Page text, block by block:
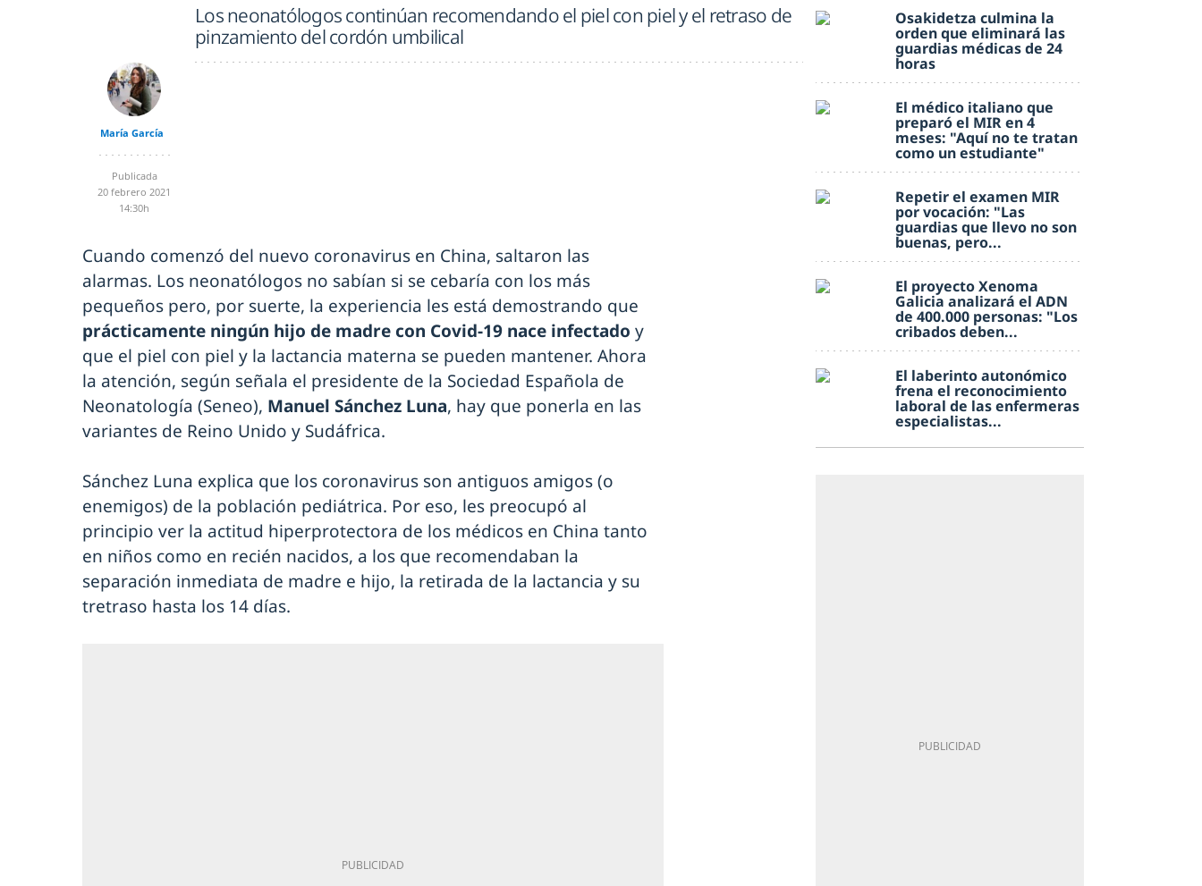
Los neonatólogos continúan recomendando el piel con piel y el retraso de
pinzamiento del cordón umbilical
María García
Publicada
20 febrero 2021
14:30h
Cuando comenzó del nuevo coronavirus en China, saltaron las
alarmas. Los neonatólogos no sabían si se cebaría con los más
pequeños pero, por suerte, la experiencia les está demostrando que
prácticamente ningún hijo de madre con Covid-19 nace infectado y
que el piel con piel y la lactancia materna se pueden mantener. Ahora
la atención, según señala el presidente de la Sociedad Española de
Neonatología (Seneo), Manuel Sánchez Luna, hay que ponerla en las
variantes de Reino Unido y Sudáfrica.
Sánchez Luna explica que los coronavirus son antiguos amigos (o
enemigos) de la población pediátrica. Por eso, les preocupó al
principio ver la actitud hiperprotectora de los médicos en China tanto
en niños como en recién nacidos, a los que recomendaban la
separación inmediata de madre e hijo, la retirada de la lactancia y su
tretraso hasta los 14 días.
Osakidetza culmina la
orden que eliminará las
guardias médicas de 24
horas
El médico italiano que
preparó el MIR en 4
meses: "Aquí no te tratan
como un estudiante"
Repetir el examen MIR
por vocación: "Las
guardias que llevo no son
buenas, pero...
El proyecto Xenoma
Galicia analizará el ADN
de 400.000 personas: "Los
cribados deben...
El laberinto autonómico
frena el reconocimiento
laboral de las enfermeras
especialistas...